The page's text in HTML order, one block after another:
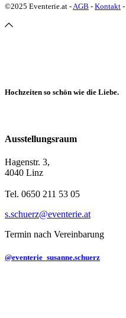
©2025 Eventerie.at - AGB - Kontakt -
Hochzeiten so schön wie die Liebe.
Ausstellungsraum
Hagenstr. 3,
4040 Linz
Tel. 0650 211 53 05
s.schuerz@eventerie.at
Termin nach Vereinbarung
@eventerie_susanne.schuerz